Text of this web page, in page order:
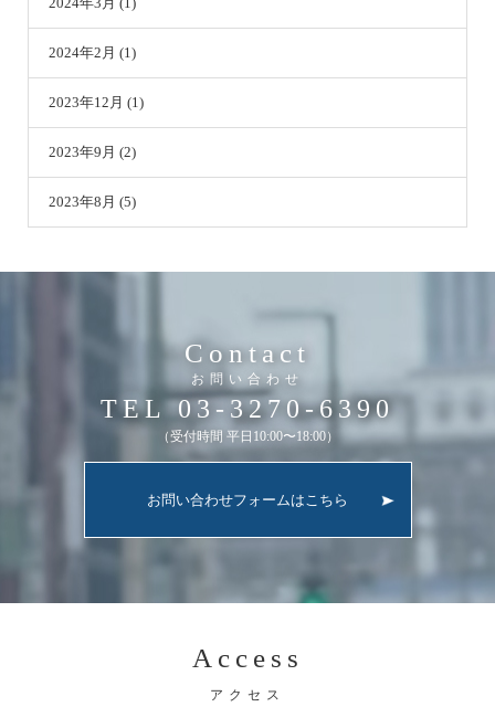
2024年2月 (1)
2023年12月 (1)
2023年9月 (2)
2023年8月 (5)
Contact
お問い合わせ
TEL 03-3270-6390
（受付時間 平日10:00〜18:00）
お問い合わせフォームはこちら
Access
アクセス